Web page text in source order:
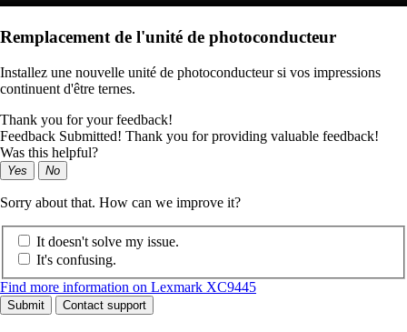
Remplacement de l'unité de photoconducteur
Installez une nouvelle unité de photoconducteur si vos impressions
continuent d'être ternes.
Thank you for your feedback!
Feedback Submitted! Thank you for providing valuable feedback!
Was this helpful?
Yes No
Sorry about that. How can we improve it?
It doesn't solve my issue.
It's confusing.
Find more information on Lexmark XC9445
Submit Contact support